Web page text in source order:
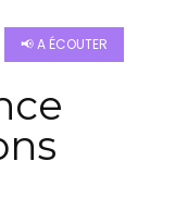
📢 A ÉCOUTER